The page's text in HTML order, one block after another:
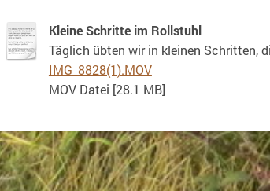
Kleine Schritte im Rollstuhl
Täglich übten wir in kleinen Schritten,
IMG_8828(1).MOV
MOV Datei [28.1 MB]